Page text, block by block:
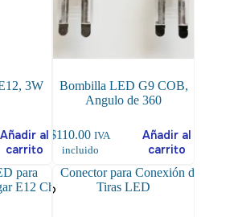
página
3W
Añadir al
carrito
Bombilla LED G9 COB,
Angulo de 360
$110.00 IVA
incluido
Añadir al
carrito